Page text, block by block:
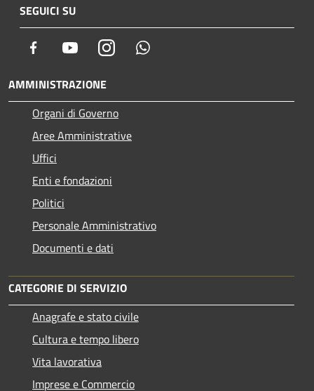
SEGUICI SU
Facebook YoutubeInstagram
AMMINISTRAZIONE
Organi di Governo
Aree Amministrative
Uffici
Enti e fondazioni
Politici
Personale Amministrativo
Documenti e dati
CATEGORIE DI SERVIZIO
Anagrafe e stato civile
Cultura e tempo libero
Vita lavorativa
Imprese e Commercio